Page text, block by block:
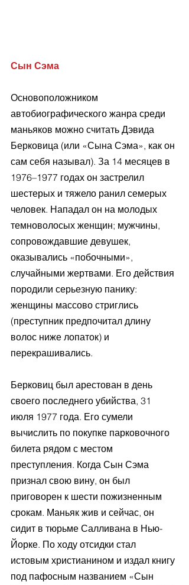
Сын Сэма
Основоположником
автобиографического жанра среди
маньяков можно считать Дэвида
Берковица (или «Сына Сэма», как он
сам себя называл). За 14 месяцев в
1976–1977 годах он застрелил
шестерых и тяжело ранил семерых
человек. Нападал он на молодых
темноволосых женщин; мужчины,
сопровождавшие девушек,
оказывались «побочными»,
случайными жертвами. Его действия
породили серьезную панику:
женщины массово стриглись
(преступник предпочитал длину
волос ниже лопаток) и
перекрашивались.
Берковиц был арестован в день
своего последнего убийства, 31
июля 1977 года. Его сумели
вычислить по покупке парковочного
билета рядом с местом
преступления. Когда Сын Сэма
признал свою вину, он был
приговорен к шести пожизненным
срокам. Маньяк жив и сейчас, он
сидит в тюрьме Салливана в Нью-
Йорке. По ходу отсидки стал
истовым христианином и издал книгу
под пафосным названием «Сын